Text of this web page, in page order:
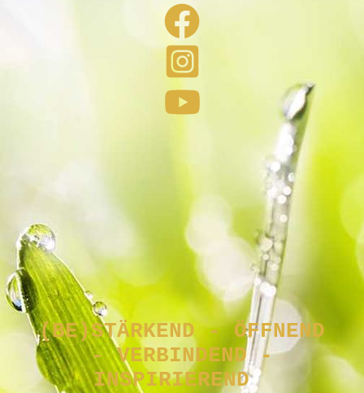
(BE)STÄRKEND -ÖFFNEND
-VERBINDEND -
INSPIRIEREND